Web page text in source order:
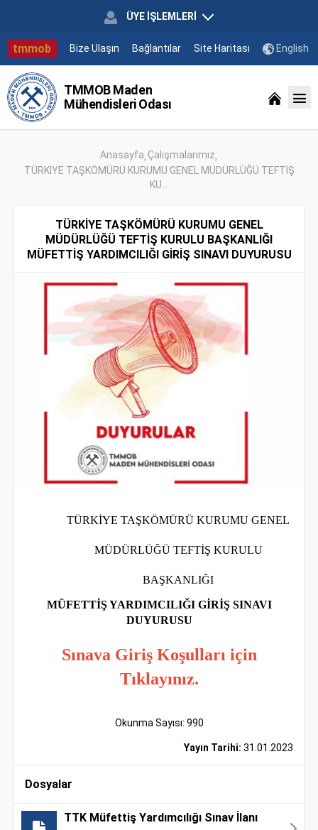
ÜYE İŞLEMLERİ
tmmob Bize Ulaşın Bağlantılar Site Haritası English
TMMOB Maden
Mühendisleri Odası
Anasayfa Çalışmalarımız
TÜRKİYE TAŞKÖMÜRÜ KURUMU GENEL MÜDÜRLÜĞÜ TEFTİŞ
KU...
TÜRKİYE TAŞKÖMÜRÜ KURUMU GENEL
MÜDÜRLÜĞÜ TEFTİŞ KURULU BAŞKANLIĞI
MÜFETTİŞ YARDIMCILIĞI GİRİŞ SINAVI DUYURUSU
TÜRKİYE TAŞKÖMÜRÜ KURUMU GENEL
MÜDÜRLÜĞÜ TEFTİŞ KURULU
BAŞKANLIĞI
MÜFETTİŞ YARDIMCILIĞI GİRİŞ SINAVI
DUYURUSU
Sınava Giriş Koşulları için
Tıklayınız.
Okunma Sayısı: 990
Yayın Tarihi: 31.01.2023
Dosyalar
TTK Müfettiş Yardımcılığı Sınav İlanı